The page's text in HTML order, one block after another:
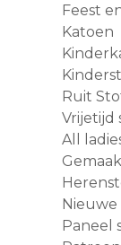
Feest
Katoen
Ruit
Vrijetijd
All
Paneel